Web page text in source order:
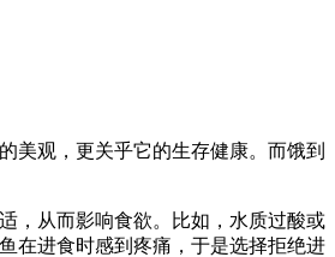
美观，更关乎它的生存健康。而饿到
，从而影响食欲。比如，水质过酸或
在进食时感到疼痛，于是选择拒绝进